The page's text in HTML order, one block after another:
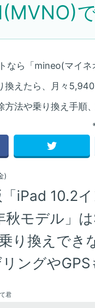
なら「mineo(マイ
換えたら、月々
方法や乗り換え手順
)
iPad 10.2
秋モデル」
り換えでき
ングやGPS
君